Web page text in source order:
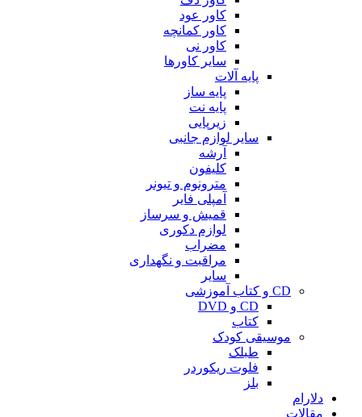
کاور عود
کاور کمانچه
کاور نی
سایر کاورها
پایه آلات
پایه ساز
پایه نت
زیرپایی
سایر لوازم جانبی
آرشه
کلیفون
مترونوم و تیونر
آمپلی فایر
قمیش و سرساز
لوازم دکوری
مضراب
مراقبت و نگهداری
سایر
CD و کتاب آموزشی
CD و DVD
کتاب
موسیقی کودک
طبلک
فلوت ریکوردر
بلز
دلارام
مقالات